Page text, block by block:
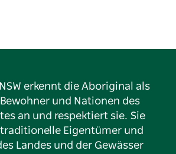
erkennt die Aboriginal als
und Nationen des
an und respektiert sie. Sie
Eigentümer und
Landes und der Gewässer